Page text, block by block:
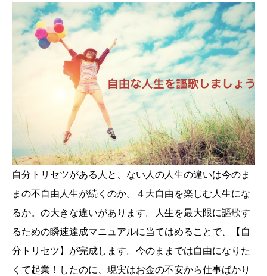
自分トリセツがある人と、ない人の人生の違いは今のま
まの不自由人生が続くのか。４大自由を楽しむ人生にな
るか。の大きな違いがあります。人生を最大限に謳歌す
るための瞬速達成マニュアルに当てはめることで、【自
分トリセツ】が完成します。今のままでは自由になりた
くて起業！したのに、現実はお金の不安から仕事ばかり